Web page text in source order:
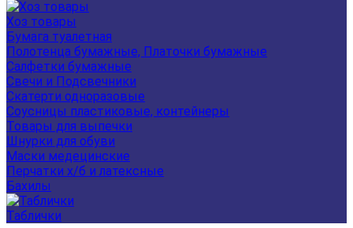
Хоз товары
Бумага туалетная
Полотенца бумажные, Платочки бумажные
Салфетки бумажные
Свечи и Подсвечники
Скатерти одноразовые
Соусницы пластиковые, контейнеры
Товары для выпечки
Шнурки для обуви
Маски медецинские
Перчатки х/б и латексные
Бахилы
Таблички